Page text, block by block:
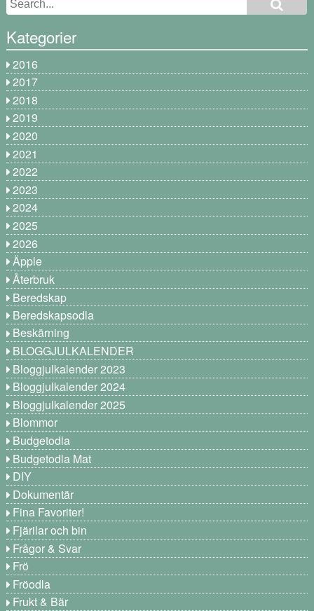
Kategorier
2016
2017
2018
2019
2020
2021
2022
2023
2024
2025
2026
Äpple
Återbruk
Beredskap
Beredskapsodla
Beskärning
BLOGGJULKALENDER
Bloggjulkalender 2023
Bloggjulkalender 2024
Bloggjulkalender 2025
Blommor
Budgetodla
Budgetodla Mat
DIY
Dokumentär
Fina Favoriter!
Fjärilar och bin
Frågor & Svar
Frö
Fröodla
Frukt & Bär